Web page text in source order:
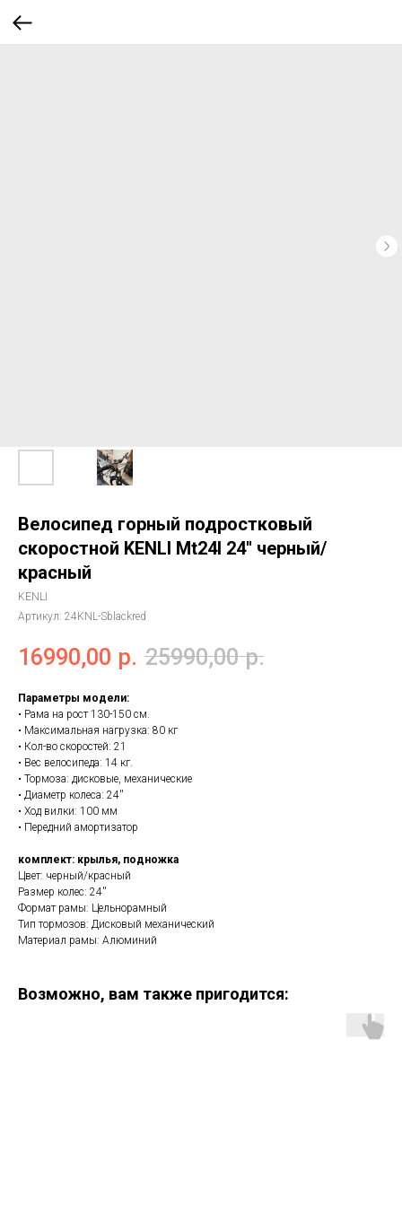
Велосипед горный подростковый
скоростной KENLI Mt24l 24'' черный/
красный
KENLI
Артикул: 24KNL-Sblackred
16990,00 р. 25990,00 р.
Параметры модели:
• Рама на рост 130-150 см.
• Максимальная нагрузка: 80 кг
• Кол-во скоростей: 21
• Вес велосипеда: 14 кг.
• Тормоза: дисковые, механические
• Диаметр колеса: 24''
• Ход вилки: 100 мм
• Передний амортизатор
комплект: крылья, подножка
Цвет: черный/красный
Размер колес: 24''
Формат рамы: Цельнорамный
Тип тормозов: Дисковый механический
Материал рамы: Алюминий
Возможно, вам также пригодится: